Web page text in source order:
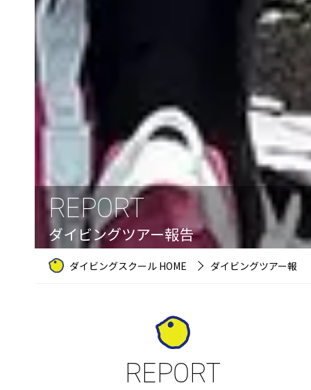
REPORT
ダイビングツアー報告
ダイビングスクール HOME ダイビングツアー報告